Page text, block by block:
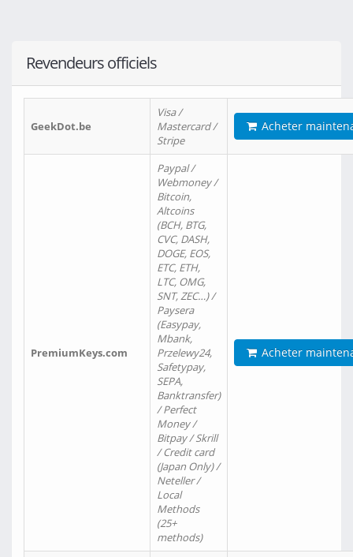
Revendeurs officiels
GeekDot.be
Visa /
Mastercard /
Stripe
Acheter
PremiumKeys.com
Paypal /
Webmoney /
Bitcoin,
Altcoins
(BCH, BTG,
CVC, DASH,
DOGE, EOS,
ETC, ETH,
LTC, OMG,
SNT, ZEC…) /
Paysera
(Easypay,
Mbank,
Przelewy24,
Safetypay,
SEPA,
Banktransfer)
/ Perfect
Money /
Bitpay / Skrill
/ Credit card
(Japan Only) /
Neteller /
Local
Methods
(25+
methods)
Acheter